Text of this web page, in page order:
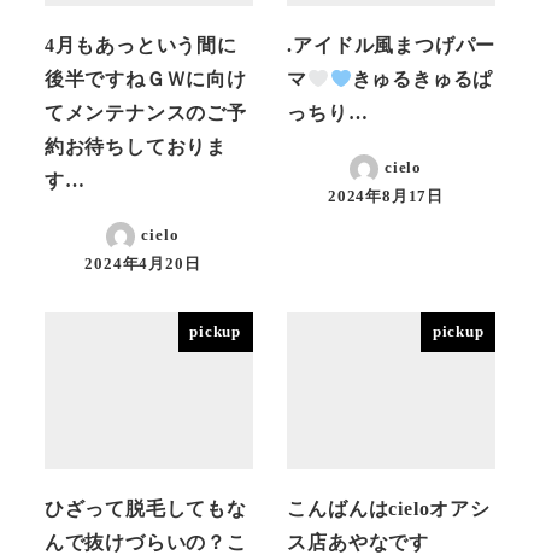
4月もあっという間に
後半ですねＧＷに向け
てメンテナンスのご予
約お待ちしておりま
す…
cielo
投稿日
2024年4月20日
.アイドル風まつげパー
マ
きゅるきゅるぱ
っちり…
cielo
投稿日
2024年8月17日
pickup
ひざって脱毛してもな
んで抜けづらいの？こ
pickup
こんばんはcieloオアシ
ス店あやなです